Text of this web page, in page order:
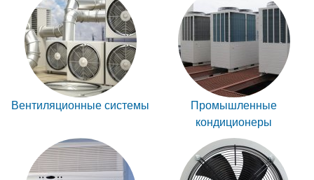
Вентиляционные системы
Промышленные
кондиционеры